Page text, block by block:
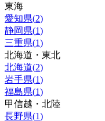
東海
愛知県(2)
静岡県(1)
三重県(1)
北海道・東北
北海道(2)
岩手県(1)
福島県(1)
甲信越・北陸
長野県(1)